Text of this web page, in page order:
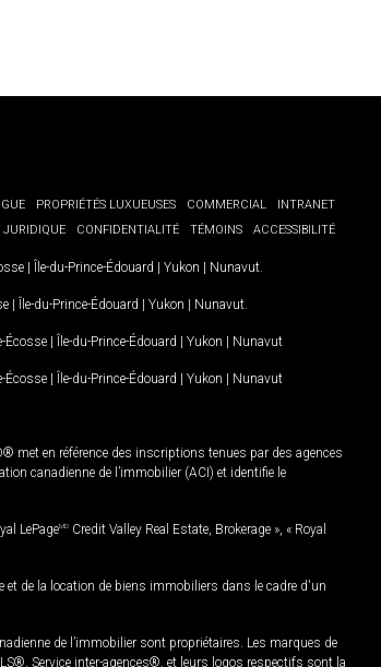
PROPRIÉTÉS LUXUEUSES COMMERCIAL
INTRANET
JURIDIQUE
CONFIDENTIALITÉ TÉMOINS ACCESSIBILITÉ
| Île-du-Prince-Édouard | Yukon | Nunavut
| Île-du-Prince-Édouard | Yukon | Nunavut
Écosse | Île-du-Prince-Édouard | Yukon | Nunavut
Écosse | Île-du-Prince-Édouard | Yukon | Nunavut
met en référence des inscriptions tenues par des agences
canadienne de l’immobilier (ACI) et identifie le
LePageMD Credit Valley Real Estate, Brokerage », « Royal
de la location de biens immobiliers dans le cadre d'un
de l’immobilier sont propriétaires. Les marques de
Service inter-agences®, et leurs logos respectifs sont la